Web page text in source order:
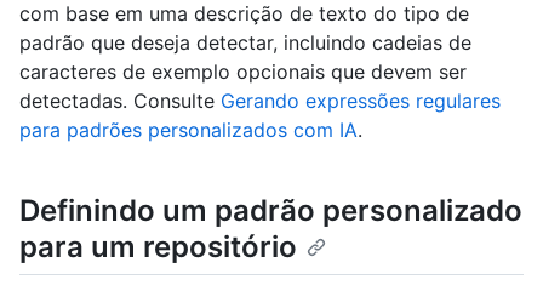
com base em uma descrição de texto do tipo de
padrão que deseja detectar, incluindo cadeias de
caracteres de exemplo opcionais que devem ser
detectadas. Consulte Gerando expressões regulares
para padrões personalizados com IA.
Definindo um padrão personalizado
para um repositório